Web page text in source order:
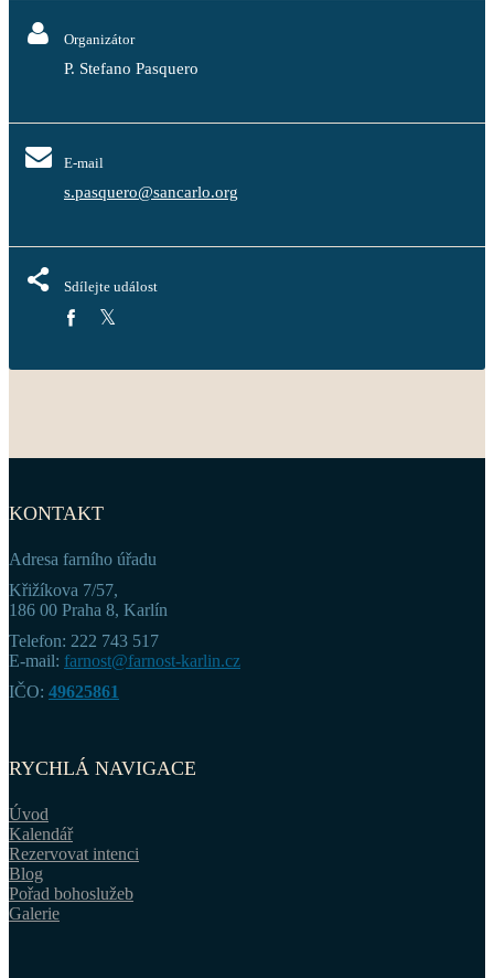
Organizátor
P. Stefano Pasquero
E-mail
s.pasquero@sancarlo.org
Sdílejte událost
KONTAKT
Adresa farního úřadu
Křižíkova 7/57,
186 00 Praha 8, Karlín
Telefon: 222 743 517
E-mail: farnost@farnost-karlin.cz
IČO: 49625861
RYCHLÁ NAVIGACE
Úvod
Kalendář
Rezervovat intenci
Blog
Pořad bohoslužeb
Galerie